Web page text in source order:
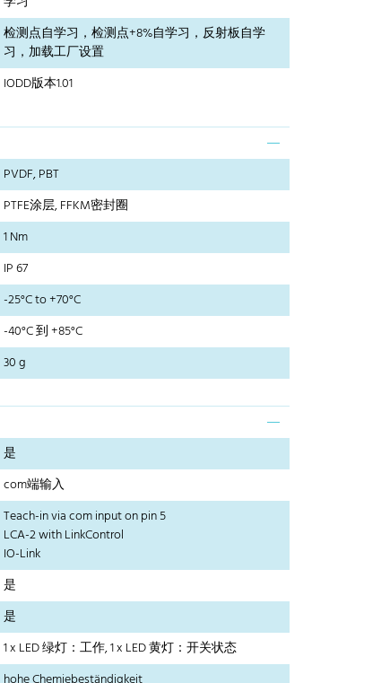
检测点自学习，检测点+8%自学习，反射板自学
习，加载工厂设置
IODD版本1.01
PVDF, PBT
PTFE涂层, FFKM密封圈
1 Nm
IP 67
-25°C to +70°C
-40°C 到 +85°C
30 g
是
com端输入
Teach-in via com input on pin 5
LCA-2 with LinkControl
IO-Link
是
是
1 x LED 绿灯：工作, 1 x LED 黄灯：开关状态